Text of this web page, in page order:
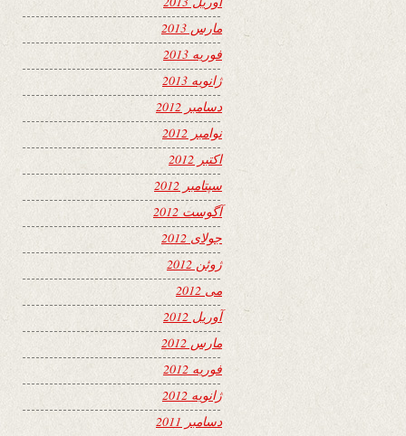
مارس 2013
فوریه 2013
ژانویه 2013
دسامبر 2012
نوامبر 2012
اکتبر 2012
سپتامبر 2012
آگوست 2012
جولای 2012
ژوئن 2012
می 2012
آوریل 2012
مارس 2012
فوریه 2012
ژانویه 2012
دسامبر 2011